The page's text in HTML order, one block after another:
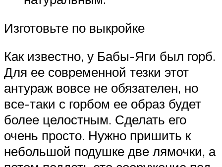
Изготовьте по выкройке
Как известно, у Бабы-Яги был горб.
Для ее современной тезки этот
антураж вовсе не обязателен, но
все-таки с горбом ее образ будет
более целостным. Сделать его
очень просто. Нужно пришить к
небольшой подушке две лямочки, а